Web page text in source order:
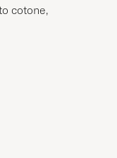
cotone,